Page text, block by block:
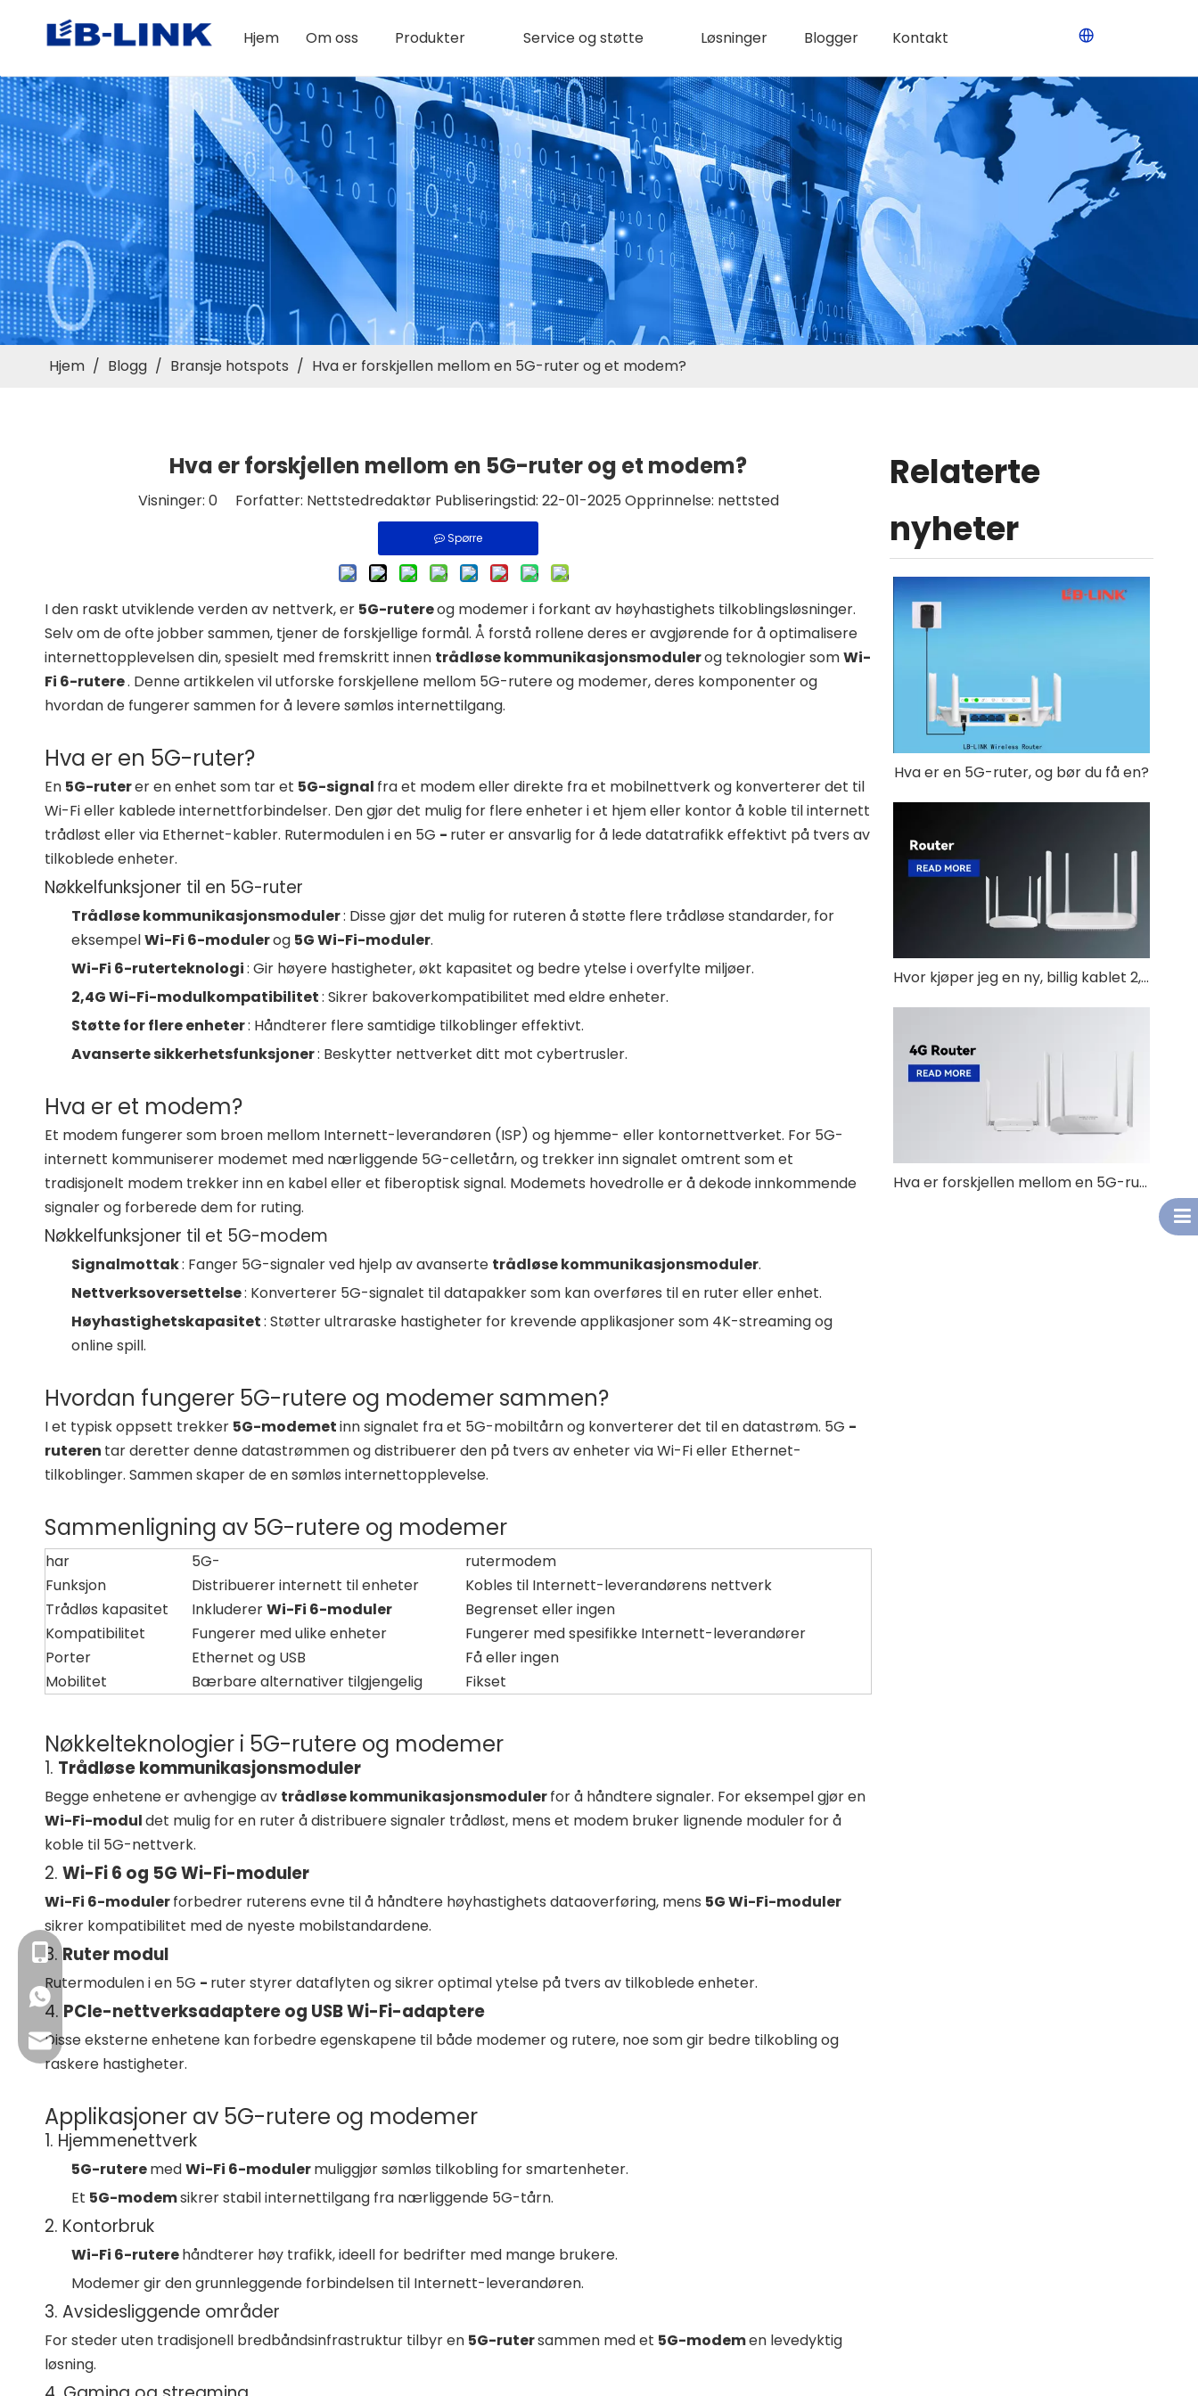
Hjem Om oss Produkter Service og støtte Løsninger Blogger Kontakt
Hjem / Blogg / Bransje hotspots / Hva er forskjellen mellom en 5G-ruter og et modem?
Hva er forskjellen mellom en 5G-ruter og et modem?
Visninger: 0Forfatter: Nettstedredaktør Publiseringstid: 22-01-2025 Opprinnelse: nettsted
Spørre
I den raskt utviklende verden av nettverk, er 5G-rutereog modemer i forkant av høyhastighets tilkoblingsløsninger.
Selv om de ofte jobber sammen, tjener de forskjellige formål. Å forstå rollene deres er avgjørende for å optimalisere
internettopplevelsen din, spesielt med fremskritt innen trådløse kommunikasjonsmodulerog teknologier somWi-
Fi 6-rutere. Denne artikkelen vil utforske forskjellene mellom 5G-rutere og modemer, deres komponenter og
hvordan de fungerer sammen for å levere sømløs internettilgang.
Hva er en 5G-ruter?
En 5G-ruterer en enhet som tar et 5G-signal fra et modem eller direkte fra et mobilnettverk og konverterer det til
Wi-Fi eller kablede internettforbindelser. Den gjør det mulig for flere enheter i et hjem eller kontor å koble til internett
trådløst eller via Ethernet-kabler. Rutermodulen i en 5G - ruter er ansvarlig for å lede datatrafikk effektivt på tvers av
tilkoblede enheter.
Nøkkelfunksjoner til en 5G-ruter
Trådløse kommunikasjonsmoduler: Disse gjør det mulig for ruteren å støtte flere trådløse standarder, for
eksempelWi-Fi 6-modulerog 5G Wi-Fi-moduler.
Wi-Fi 6-ruterteknologi: Gir høyere hastigheter, økt kapasitet og bedre ytelse i overfylte miljøer.
2,4G Wi-Fi-modulkompatibilitet: Sikrer bakoverkompatibilitet med eldre enheter.
Støtte for flere enheter: Håndterer flere samtidige tilkoblinger effektivt.
Avanserte sikkerhetsfunksjoner: Beskytter nettverket ditt mot cybertrusler.
Hva er et modem?
Et modem fungerer som broen mellom Internett-leverandøren (ISP) og hjemme- eller kontornettverket. For 5G-
internett kommuniserer modemet med nærliggende 5G-celletårn, og trekker inn signalet omtrent som et
tradisjonelt modem trekker inn en kabel eller et fiberoptisk signal. Modemets hovedrolle er å dekode innkommende
signaler og forberede dem for ruting.
Nøkkelfunksjoner til et 5G-modem
Signalmottak: Fanger 5G-signaler ved hjelp av avanserte trådløse kommunikasjonsmoduler.
Nettverksoversettelse: Konverterer 5G-signalet til datapakker som kan overføres til en ruter eller enhet.
Høyhastighetskapasitet: Støtter ultraraske hastigheter for krevende applikasjoner som 4K-streaming og
online spill.
Hvordan fungerer 5G-rutere og modemer sammen?
I et typisk oppsett trekker 5G-modemetinn signalet fra et 5G-mobiltårn og konverterer det til en datastrøm. 5G -
ruteren tar deretter denne datastrømmen og distribuerer den på tvers av enheter via Wi-Fi eller Ethernet-
tilkoblinger. Sammen skaper de en sømløs internettopplevelse.
Sammenligning av 5G-rutere og modemer
har 5G-
rutermodem
Funksjon
Distribuerer internett til enheter
Kobles til Internett-leverandørens nettverk
Trådløs kapasitet
InkludererWi-Fi 6-moduler
Begrenset eller ingen
Kompatibilitet
Fungerer med ulike enheter
Fungerer med spesifikke Internett-leverandører
Porter
Ethernet og USB
Få eller ingen
Mobilitet
Bærbare alternativer tilgjengelig Fikset
Nøkkelteknologier i 5G-rutere og modemer
1. Trådløse kommunikasjonsmoduler
Begge enhetene er avhengige av trådløse kommunikasjonsmodulerfor å håndtere signaler. For eksempel gjør en
Wi-Fi-moduldet mulig for en ruter å distribuere signaler trådløst, mens et modem bruker lignende moduler for å
koble til 5G-nettverk.
2. Wi-Fi 6 og 5G Wi-Fi-moduler
Wi-Fi 6-modulerforbedrer ruterens evne til å håndtere høyhastighets dataoverføring, mens 5G Wi-Fi-moduler
sikrer kompatibilitet med de nyeste mobilstandardene.
3.Ruter modul
Rutermodulen i en 5G - ruter styrer dataflyten og sikrer optimal ytelse på tvers av tilkoblede enheter.
4. PCIe-nettverksadaptere og USB Wi-Fi-adaptere
Disse eksterne enhetene kan forbedre egenskapene til både modemer og rutere, noe som gir bedre tilkobling og
raskere hastigheter.
Applikasjoner av 5G-rutere og modemer
1. Hjemmenettverk
5G-ruteremedWi-Fi 6-modulermuliggjør sømløs tilkobling for smartenheter.
Et 5G-modemsikrer stabil internettilgang fra nærliggende 5G-tårn.
2. Kontorbruk
Wi-Fi 6-ruterehåndterer høy trafikk, ideell for bedrifter med mange brukere.
Modemer gir den grunnleggende forbindelsen til Internett-leverandøren.
3. Avsidesliggende områder
For steder uten tradisjonell bredbåndsinfrastruktur tilbyr en 5G-rutersammen med et 5G-modemen levedyktig
løsning.
Relaterte
nyheter
Hva er en 5G-ruter, og bør du få en?
Hvor kjøper jeg en ny, billig kablet 2,5G-ruter?
Hva er forskjellen mellom en 5G-ruter og et modem?
+86- 13923714138
Bedrifts-e-post: sales@lb-link.com
E-post for klage: complain@lb-link.com